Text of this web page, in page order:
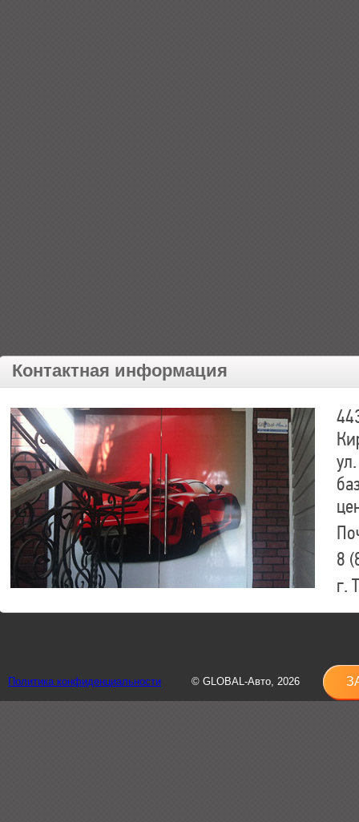
Контактная информация
8
г.
8
Политика конфиденциальности © GLOBAL-Авто, 2026